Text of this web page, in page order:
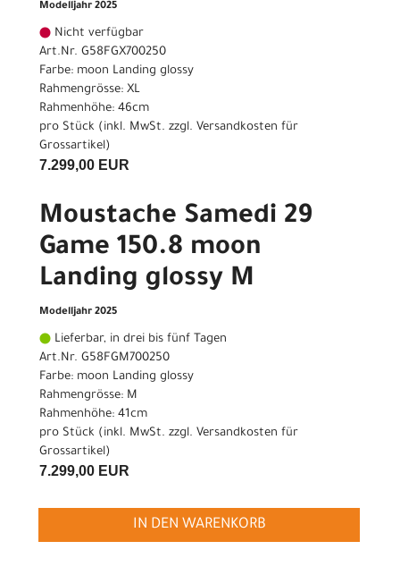
Modelljahr 2025
Nicht verfügbar
Art.Nr. G58FGX700250
Farbe: moon Landing glossy
Rahmengrösse: XL
Rahmenhöhe: 46cm
pro Stück (inkl. MwSt. zzgl. Versandkosten für
Grossartikel)
7.299,00 EUR
Moustache Samedi 29
Game 150.8 moon
Landing glossy M
Modelljahr 2025
Lieferbar, in drei bis fünf Tagen
Art.Nr. G58FGM700250
Farbe: moon Landing glossy
Rahmengrösse: M
Rahmenhöhe: 41cm
pro Stück (inkl. MwSt. zzgl. Versandkosten für
Grossartikel)
7.299,00 EUR
IN DEN WARENKORB